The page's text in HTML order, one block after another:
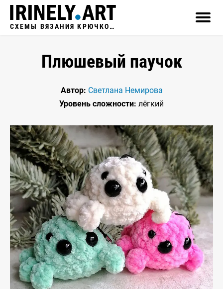
СХЕМЫ ВЯЗАНИЯ КРЮЧКОМ
Плюшевый паучок
Автор: Светлана Немирова
Уровень сложности: лёгкий